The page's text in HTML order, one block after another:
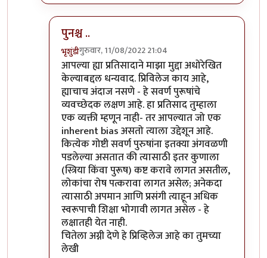
पुनश्च ..
भृशुंडीगुरुवार, 11/08/2022 21:04
In reply toprivilegebyप्रसाद गोडबोले
आपल्या ह्या प्रतिसादाने माझा मुद्दा अधोरेखित
केल्याबद्दल धन्यवाद. प्रिविलेज काय आहे,
ह्याचाच अंदाज नसणे - हे सवर्ण पुरूषांचे
व्यवच्छेदक लक्षण आहे. हा प्रतिसाद तुम्हाला
एक व्यक्ती म्हणून नाही- तर आपल्यात जो एक
inherent bias असतो त्याला उद्देशून आहे.
कित्येक गोष्टी सवर्ण पुरुषांना इतक्या अंगवळणी
पडलेल्या असतात की त्यासाठी इतर कुणाला
(स्त्रिया किंवा पुरूष) कष्ट करावे लागत असतील,
लोकांचा रोष पत्करावा लागत असेल; अनेकदा
त्यासाठी अपमान आणि प्रसंगी त्याहून अधिक
स्वरूपाची शिक्षा भोगावी लागत असेल - हे
लक्षातही येत नाही.
चितेला अग्नी देणे हे प्रिव्हिलेज आहे का तुमच्या
लेखी